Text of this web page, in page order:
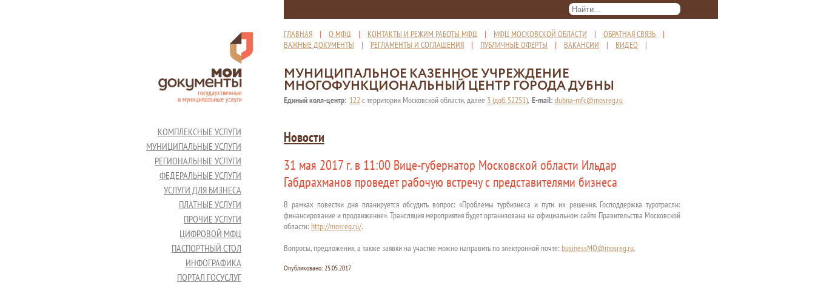
ГЛАВНАЯ | О МФЦ | КОНТАКТЫ И РЕЖИМ РАБОТЫ МФЦ | МФЦ МОСКОВСКОЙ ОБЛАСТИ | ОБРАТНАЯ СВЯЗЬ |
ВАЖНЫЕ ДОКУМЕНТЫ | РЕГЛАМЕНТЫ И СОГЛАШЕНИЯ | ПУБЛИЧНЫЕ ОФЕРТЫ | ВАКАНСИИ | ВИДЕО |
МУНИЦИПАЛЬНОЕ КАЗЕННОЕ УЧРЕЖДЕНИЕ
МНОГОФУНКЦИОНАЛЬНЫЙ ЦЕНТР ГОРОДА ДУБНЫ
Единый колл-центр: 122с территории Московской области, далее 3 (доб. 52251), E-mail: dubna-mfc@mosreg.ru
КОМПЛЕКСНЫЕ УСЛУГИ
МУНИЦИПАЛЬНЫЕ УСЛУГИ
РЕГИОНАЛЬНЫЕ УСЛУГИ
ФЕДЕРАЛЬНЫЕ УСЛУГИ
УСЛУГИ ДЛЯ БИЗНЕСА
ПЛАТНЫЕ УСЛУГИ
ПРОЧИЕ УСЛУГИ
ЦИФРОВОЙ МФЦ
ПАСПОРТНЫЙ СТОЛ
ИНФОГРАФИКА
ПОРТАЛ ГОСУСЛУГ
Новости
31 мая 2017 г. в 11:00 Вице-губернатор Московской области Ильдар
Габдрахманов проведет рабочую встречу с представителями бизнеса
В рамках повестки дня планируется обсудить вопрос: «Проблемы турбизнеса и пути их решения. Господдержка туротрасли:
финансирование и продвижение». Трансляция мероприятия будет организована на официальном сайте Правительства Московской
области:http://mosreg.ru/.
Вопросы, предложения, а также заявки на участие можно направить по электронной почте:businessMO@mosreg.ru.
Опубликовано: 25.05.2017